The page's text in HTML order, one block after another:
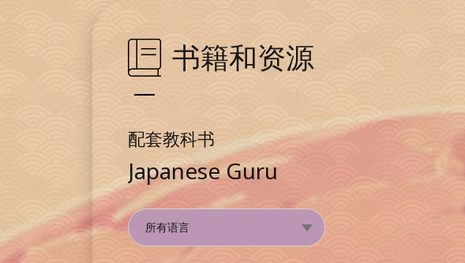
书籍和资源
配套教科书
Japanese Guru